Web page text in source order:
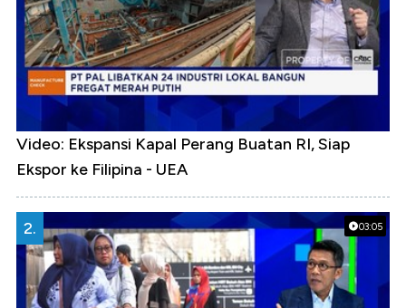
Video: Ekspansi Kapal Perang Buatan RI, Siap
Ekspor ke Filipina - UEA
03:05
2.